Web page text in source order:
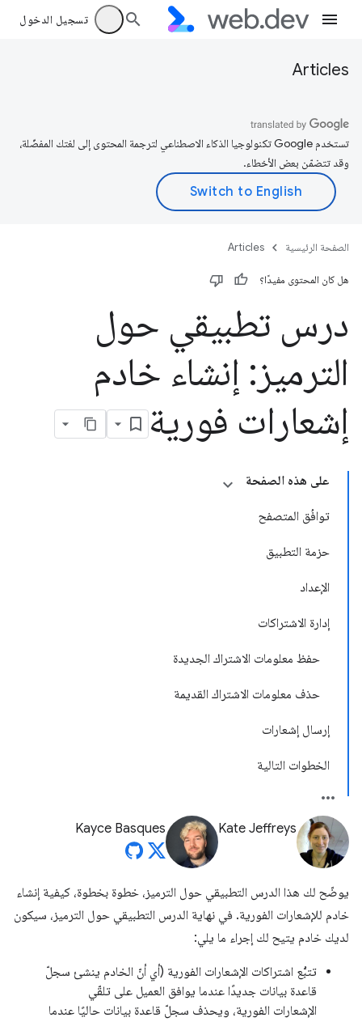
تسجيل الدخول
Articles
تستخدم Google تكنولوجيا الذكاء الاصطناعي لترجمة المحتوى إلى لغتك المفضّلة،
وقد تتضمّن بعض الأخطاء.
الصفحة الرئيسية Articles
هل كان المحتوى مفيدًا؟
درس تطبيقي حول
الترميز: إنشاء خادم
إشعارات فورية
على هذه الصفحة
توافُق المتصفح
حزمة التطبيق
الإعداد
إدارة الاشتراكات
حفظ معلومات الاشتراك الجديدة
حذف معلومات الاشتراك القديمة
إرسال إشعارات
الخطوات التالية
Kate Jeffreys
Kayce Basques
يوضّح لك هذا الدرس التطبيقي حول الترميز، خطوة بخطوة، كيفية إنشاء
خادم للإشعارات الفورية. في نهاية الدرس التطبيقي حول الترميز، سيكون
لديك خادم يتيح لك إجراء ما يلي:
تتبُّع اشتراكات الإشعارات الفورية (أي أنّ الخادم ينشئ سجلّ
قاعدة بيانات جديدًا عندما يوافق العميل على تلقّي
الإشعارات الفورية، ويحذف سجلّ قاعدة بيانات حاليًا عندما